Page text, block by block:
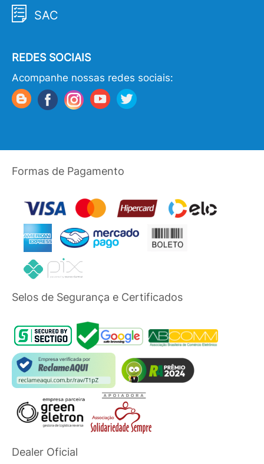
SAC
REDES SOCIAIS
Acompanhe nossas redes sociais:
Formas de Pagamento
Selos de Segurança e Certificados
Dealer Oficial